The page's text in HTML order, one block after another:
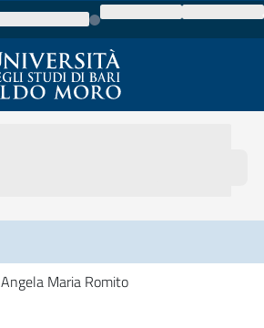
Angela Maria Romito